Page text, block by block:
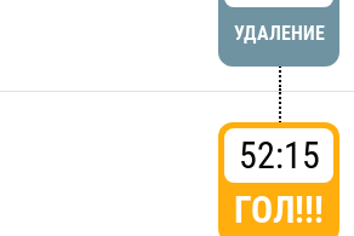
УДАЛЕНИЕ
52:15
ГОЛ!!!